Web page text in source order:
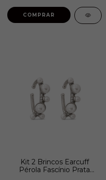
COMPRAR
Kit 2 Brincos Earcuff
Pérola Fascínio Prata